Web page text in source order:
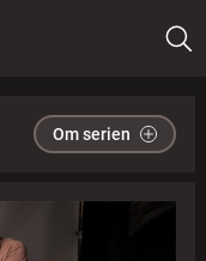
Om serien